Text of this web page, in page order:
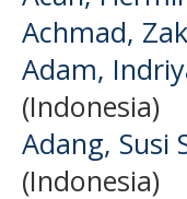
Achmad,
Adam,
(Indonesia)
Adang, Susi
(Indonesia)